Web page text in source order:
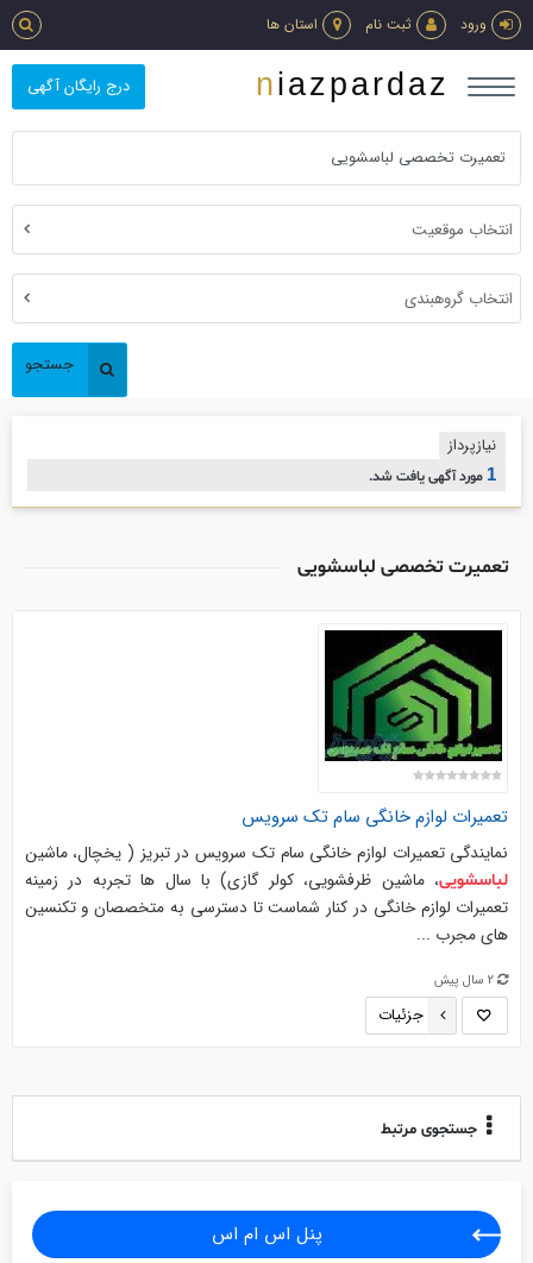
ورود ثبت نام استان ها
درج رایگان آگهی niazpardaz
انتخاب موقعیت
انتخاب گروهبندی
جستجو
نیازپرداز
1 مورد آگهی یافت شد.
تعمیرت تخصصی لباسشویی
تعمیرات لوازم خانگی سام تک سرویس
نمایندگی تعمیرات لوازم خانگی سام تک سرویس در تبریز ( یخچال، ماشین
لباسشویی، ماشین ظرفشویی، کولر گازی) با سال ها تجربه در زمینه
تعمیرات لوازم خانگی در کنار شماست تا دسترسی به متخصصان و تکنسین
های مجرب ...
2 سال پیش
جزئیات
جستجوی مرتبط
پنل اس ام اس